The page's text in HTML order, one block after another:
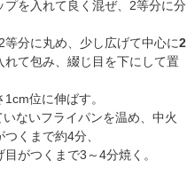
プを入れて良く混ぜ、2等分に分
等分に丸め、少し広げて中心に2
れて包み、綴じ目を下にして置
位に伸ばす。
ないフライパンを温め、中火
くまで約4分、
がつくまで3～4分焼く。